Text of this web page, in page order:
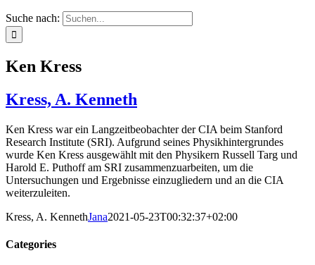
Suche nach:
Ken Kress
Kress, A. Kenneth
Ken Kress war ein Langzeitbeobachter der CIA beim Stanford
Research Institute (SRI). Aufgrund seines Physikhintergrundes
wurde Ken Kress ausgewählt mit den Physikern Russell Targ und
Harold E. Puthoff am SRI zusammenzuarbeiten, um die
Untersuchungen und Ergebnisse einzugliedern und an die CIA
weiterzuleiten.
Kress, A. KennethJana2021-05-23T00:32:37+02:00
Categories